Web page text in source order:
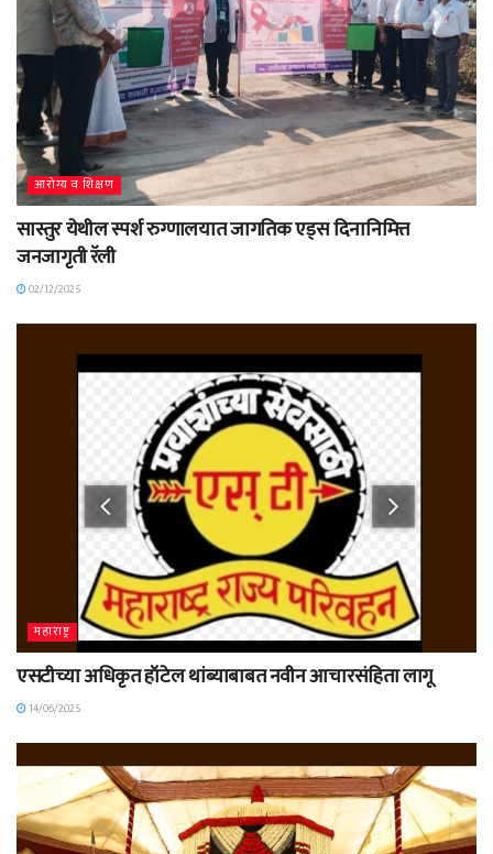
आरोग्य व शिक्षण
सास्तुर येथील स्पर्श रुग्णालयात जागतिक एड्स दिनानिमित्त
जनजागृती रॅली
02/12/2025
महाराष्ट्र
एसटीच्या अधिकृत हॉटेल थांब्याबाबत नवीन आचारसंहिता लागू
14/06/2025